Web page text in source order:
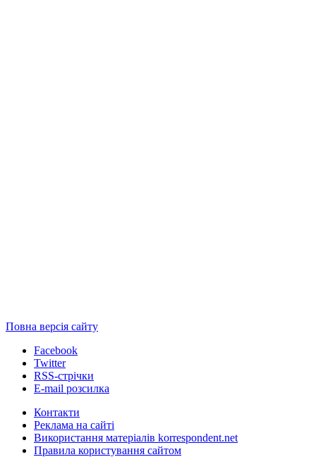
Повна версія сайту
Facebook
Twitter
RSS-стрічки
E-mail розсилка
Контакти
Реклама на сайті
Використання матеріалів korrespondent.net
Правила користування сайтом